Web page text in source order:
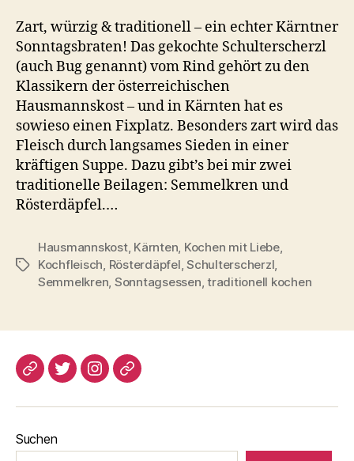
mit
Semmelkren
&
Erdäpfeln
Zart, würzig & traditionell – ein echter Kärntner
Sonntagsbraten! Das gekochte Schulterscherzl
(auch Bug genannt) vom Rind gehört zu den
Klassikern der österreichischen
Hausmannskost – und in Kärnten hat es
sowieso einen Fixplatz. Besonders zart wird das
Fleisch durch langsames Sieden in einer
kräftigen Suppe. Dazu gibt’s bei mir zwei
traditionelle Beilagen: Semmelkren und
Rösterdäpfel.…
Schlagwörter
Hausmannskost, Kärnten, Kochen mit Liebe,
Kochfleisch, Rösterdäpfel,Schulterscherzl,
Semmelkren, Sonntagsessen,traditionell kochen
blogspotTwitterInstagramPinterest
Suchen